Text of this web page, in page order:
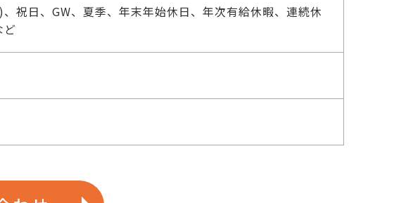
祝日、GW、夏季、年末年始休日、年次有給休暇、連続休
ど